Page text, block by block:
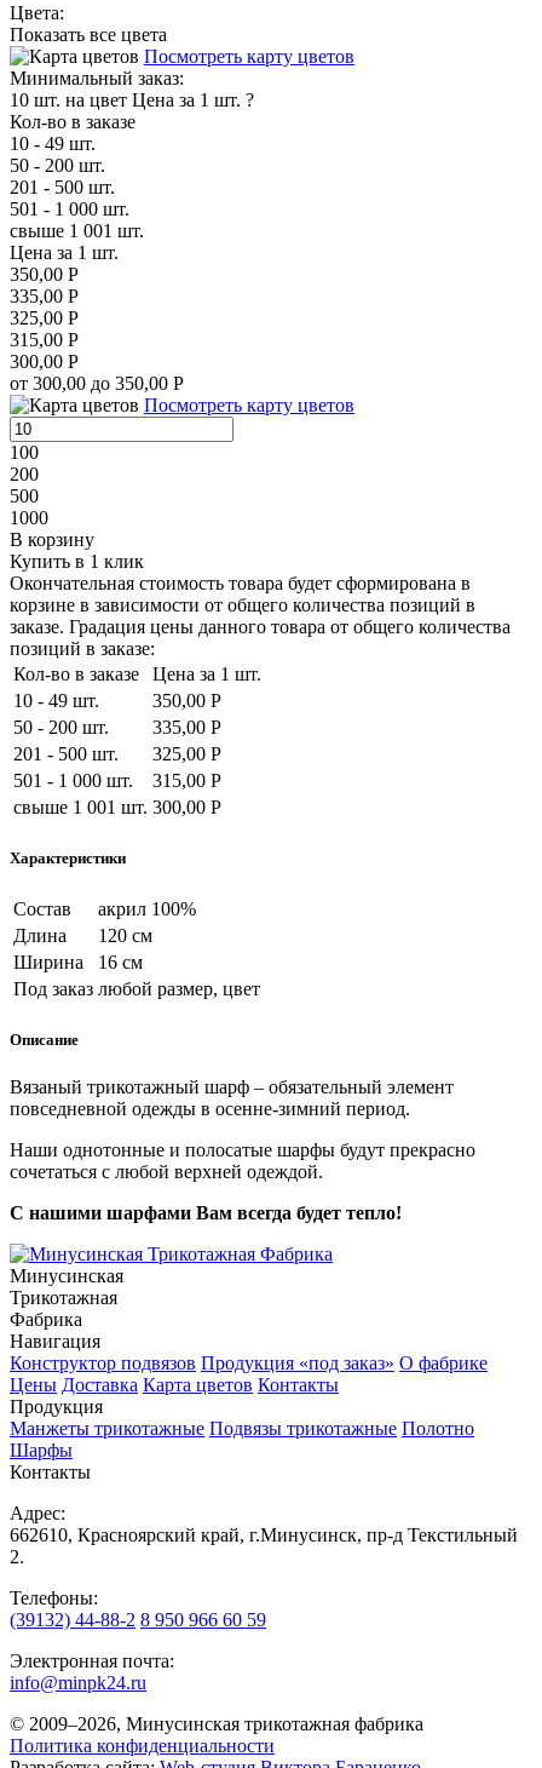
Цвета:
Показать все цвета
Посмотреть карту цветов
Минимальный заказ:
10 шт. на цвет Цена за 1 шт. ?
Кол-во в заказе
10 - 49 шт.
50 - 200 шт.
201 - 500 шт.
501 - 1 000 шт.
свыше 1 001 шт.
Цена за 1 шт.
350,00 Р
335,00 Р
325,00 Р
315,00 Р
300,00 Р
от 300,00 до 350,00 Р
Посмотреть карту цветов
100
200
500
1000
В корзину
Купить в 1 клик
Окончательная стоимость товара будет сформирована в
корзине в зависимости от общего количества позиций в
заказе. Градация цены данного товара от общего количества
позиций в заказе:
Кол-во в заказе
Цена за 1 шт.
10 - 49 шт.
350,00 Р
50 - 200 шт.
335,00 Р
201 - 500 шт.
325,00 Р
501 - 1 000 шт.
315,00 Р
свыше 1 001 шт. 300,00 Р
Характеристики
Состав
акрил 100%
Длина
120 см
Ширина
16 см
Под заказ любой размер, цвет
Описание
Вязаный трикотажный шарф – обязательный элемент
повседневной одежды в осенне-зимний период.
Наши однотонные и полосатые шарфы будут прекрасно
сочетаться с любой верхней одеждой.
С нашими шарфами Вам всегда будет тепло!
Минусинская
Трикотажная
Фабрика
Навигация
Конструктор подвязов Продукция «под заказ» О фабрике
Цены Доставка Карта цветов Контакты
Продукция
Манжеты трикотажные Подвязы трикотажные Полотно
Шарфы
Контакты
Адрес:
662610, Красноярский край, г.Минусинск, пр-д Текстильный
2.
Телефоны:
(39132) 44-88-2 8 950 966 60 59
Электронная почта:
info@minpk24.ru
© 2009–2026, Минусинская трикотажная фабрика
Политика конфиденциальности